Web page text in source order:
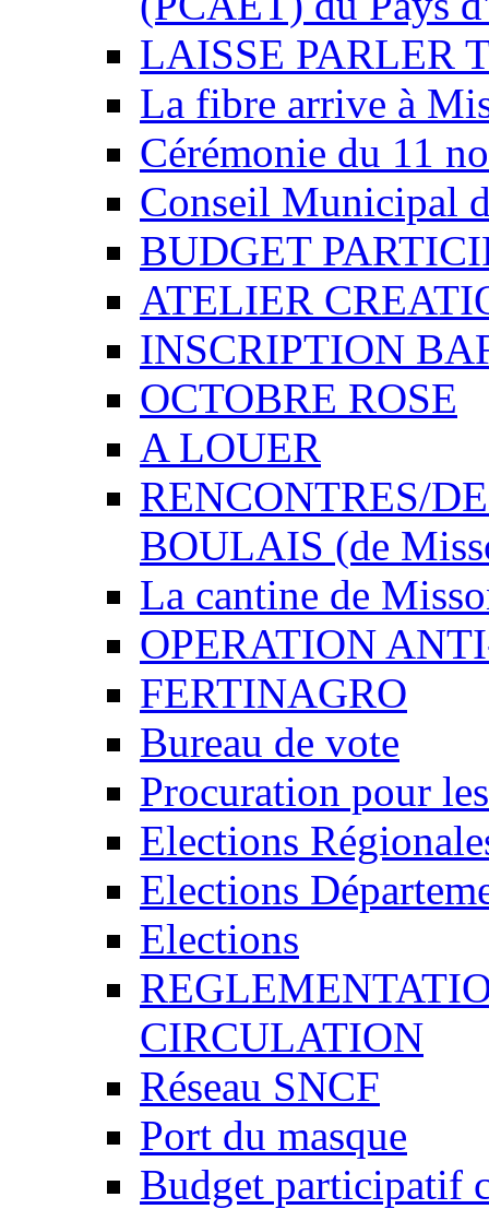
LAISSE PARLER
La fibre arrive à
Cérémonie du 11
Conseil Municipal
BUDGET
ATELIER
INSCRIPTION
OCTOBRE ROSE
A LOUER
RENCONTRES/
BOULAIS (de
La cantine de
OPERATION
FERTINAGRO
Bureau de vote
Procuration pour
Elections
Elections
Elections
CIRCULATION
Réseau SNCF
Port du masque
Budget participatif